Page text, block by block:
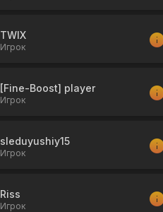
TWIX
Игрок
[Fine-Boost] player
Игрок
sleduyushiy15
Игрок
Riss
Игрок